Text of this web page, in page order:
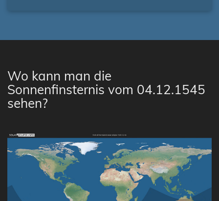
Wo kann man die
Sonnenfinsternis vom 04.12.1545
sehen?